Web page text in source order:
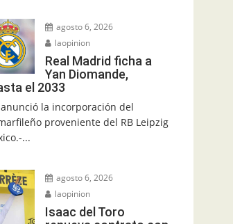
agosto 6, 2026
laopinion
Real Madrid ficha a
Yan Diomande,
el 2033
la incorporación del
proveniente del RB Leipzig
...
agosto 6, 2026
laopinion
Isaac del Toro